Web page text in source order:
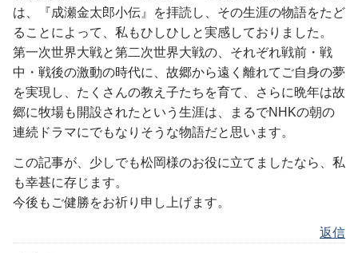
は、『成瀬金太郎小伝』を拝読し、その生涯の物語をたど
ることによって、私もひしひしと実感しておりました。
第一次世界大戦と第二次世界大戦の、それぞれ戦前・戦
中・戦後の激動の時代に、故郷から遠く離れてご自身の夢
を実現し、たくさんの教え子たちを育て、さらに晩年は故
郷に牧場も開設されたという生涯は、まるでNHKの朝の
連続ドラマにでもなりそうな物語だと思います。
この記事が、少しでも松岡様のお役に立てましたなら、私
も幸甚に存じます。
今後もご健勝をお祈り申し上げます。
返信